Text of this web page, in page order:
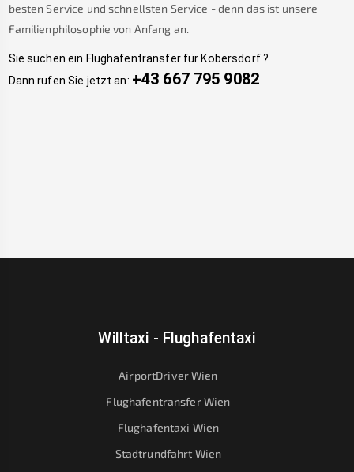
besten Service und schnellsten Service - denn das ist unsere
Familienphilosophie von Anfang an.
Sie suchen ein Flughafentransfer für Kobersdorf?
Dann rufen Sie jetzt an: +43 667 795 9082
Willtaxi - Flughafentaxi
AirportDriver Wien
Flughafentransfer Wien
Flughafentaxi Wien
Stadtrundfahrt Wien